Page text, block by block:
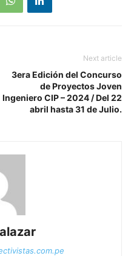
Next article
3era Edición del Concurso
de Proyectos Joven
Ingeniero CIP – 2024 / Del 22
abril hasta 31 de Julio.